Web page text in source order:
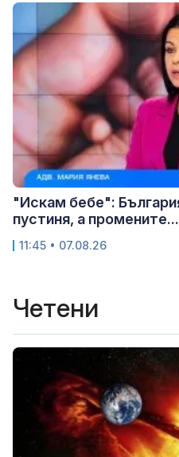
"Искам бебе":
пустиня, а промените...
11:45 • 07.08.26
Четени